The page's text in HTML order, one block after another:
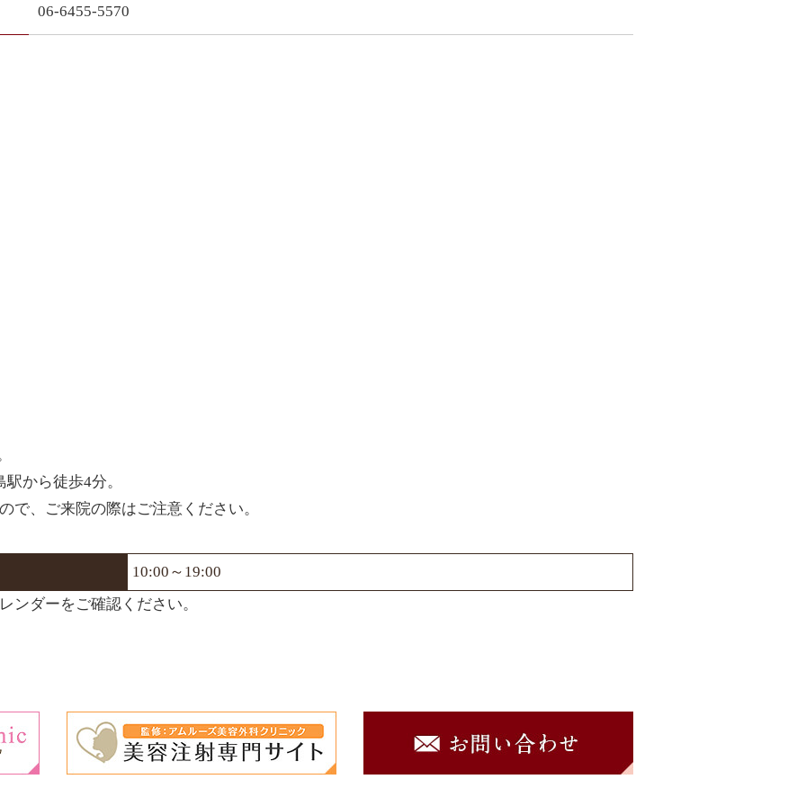
06-6455-5570
から徒歩4分。
、ご来院の際はご注意ください。
10:00～19:00
ダーをご確認ください。